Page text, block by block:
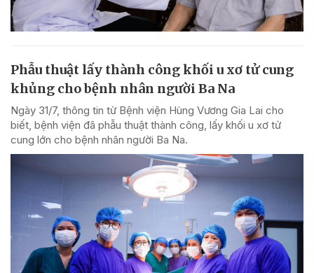
Phẫu thuật lấy thành công khối u xơ tử cung
khủng cho bệnh nhân người Ba Na
Ngày 31/7, thông tin từ Bệnh viện Hùng Vương Gia Lai cho
biết, bệnh viện đã phẫu thuật thành công, lấy khối u xơ tử
cung lớn cho bệnh nhân người Ba Na.